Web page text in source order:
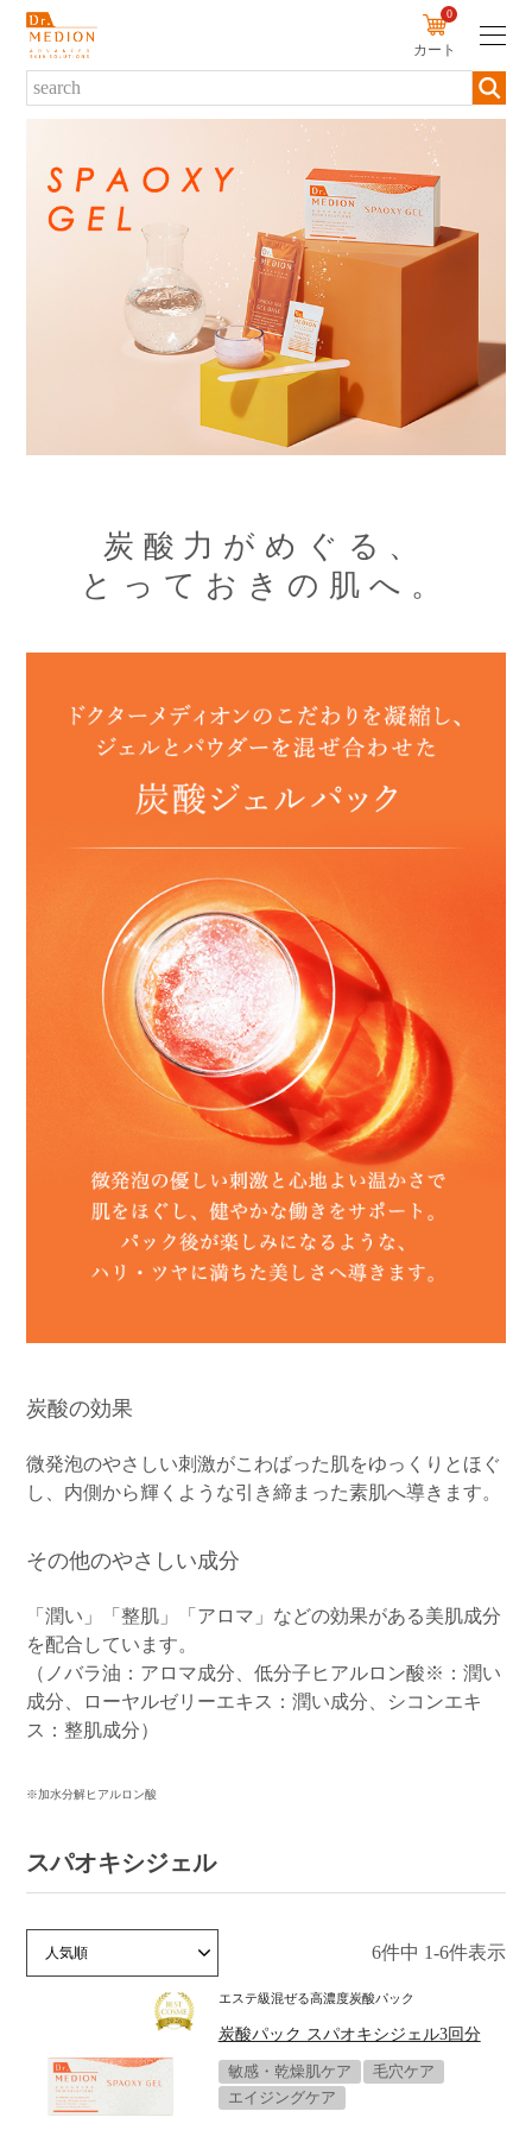
0
カート
新規会員登録 ログイン
商品について
商品一覧から探す
ブランド・シリーズから探す
カテゴリーから探す
Dr.MEDIONについて
お手入れステップ
定期便のご案内
キャンペーン
ギフトラッピング
ヘルプ・その他
よくあるご質問
ベストコスメ受賞アイテム
ショッピングガイド
お問い合わせ
炭酸力がめぐる、
とっておきの肌へ。
炭酸の効果
微発泡のやさしい刺激がこわばった肌をゆっくりとほぐ
し、内側から輝くような引き締まった素肌へ導きます。
その他のやさしい成分
「潤い」「整肌」「アロマ」などの効果がある美肌成分
を配合しています。
（ノバラ油：アロマ成分、低分子ヒアルロン酸※：潤い
成分、ローヤルゼリーエキス：潤い成分、シコンエキ
ス：整肌成分）
※加水分解ヒアルロン酸
スパオキシジェル
価格が安い順
価格が高い順
新着順
人気順 6件中 1-6件表示
エステ級混ぜる高濃度炭酸パック
炭酸パック スパオキシジェル3回分
敏感・乾燥肌ケア
毛穴ケア
エイジングケア